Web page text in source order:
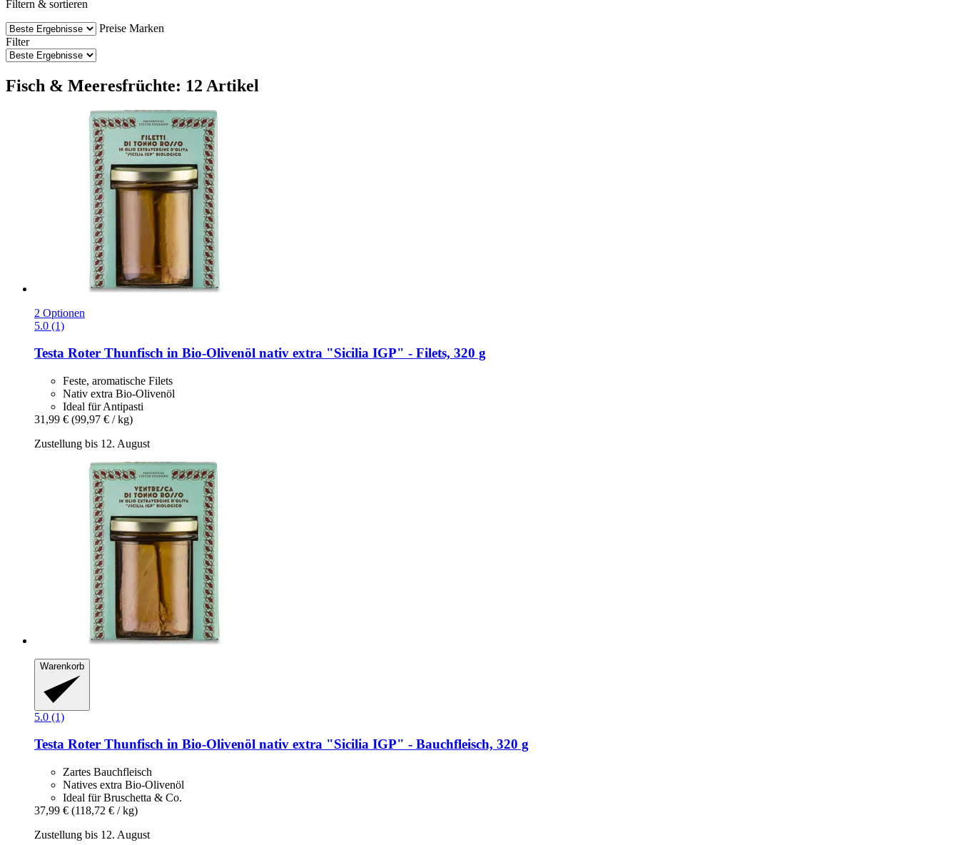
Filtern & sortieren
Preise Marken
Filter
Fisch & Meeresfrüchte: 12 Artikel
2 Optionen
5.0 (1)
Testa Roter Thunfisch in Bio-​Olivenöl nativ extra "Sicilia IGP" -​ Filets, 320 g
Feste, aromatische Filets
Nativ extra Bio-Olivenöl
Ideal für Antipasti
31,99 € (99,97 € / kg)
Zustellung bis 12. August
Warenkorb
5.0 (1)
Testa Roter Thunfisch in Bio-​Olivenöl nativ extra "Sicilia IGP" -​ Bauchfleisch, 320 g
Zartes Bauchfleisch
Natives extra Bio-Olivenöl
Ideal für Bruschetta & Co.
37,99 € (118,72 € / kg)
Zustellung bis 12. August